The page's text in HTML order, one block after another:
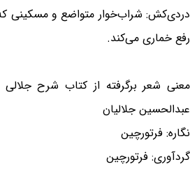
دردی‌کش: شراب‌خوار متواضع و مسکینی
رفع خماری می‌کند.
معنی شعر برگرفته از کتاب شرح
عبدالحسین جلالیان
نگاره: فرتورچین
گردآوری: فرتورچین